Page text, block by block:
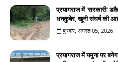
प्रयागराज में 'सरकारी'
धनकुबेर, खूनी संघर्ष की
बुधवार, अगस्त 05, 2026
प्रयागराज में यमुना पर